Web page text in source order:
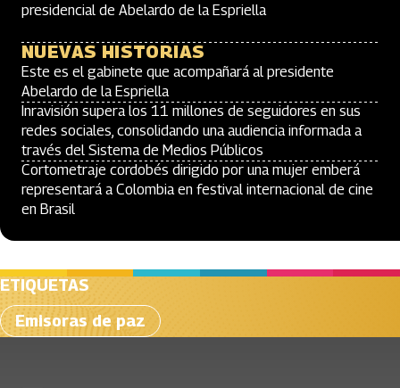
presidencial de Abelardo de la Espriella
NUEVAS HISTORIAS
Este es el gabinete que acompañará al presidente
Abelardo de la Espriella
Inravisión supera los 11 millones de seguidores en sus
redes sociales, consolidando una audiencia informada a
través del Sistema de Medios Públicos
Cortometraje cordobés dirigido por una mujer emberá
representará a Colombia en festival internacional de cine
en Brasil
ETIQUETAS
Emisoras de paz